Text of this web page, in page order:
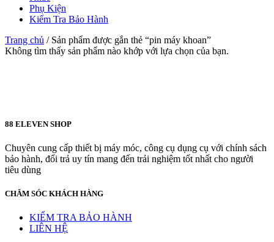
Phụ Kiện
Kiểm Tra Bảo Hành
Trang chủ /Sản phẩm được gắn thẻ “pin máy khoan”
Không tìm thấy sản phẩm nào khớp với lựa chọn của bạn.
88 ELEVEN SHOP
Chuyên cung cấp thiết bị máy móc, công cụ dụng cụ với chính sách
bảo hành, đổi trả uy tín mang đến trải nghiệm tốt nhất cho người
tiêu dùng
CHĂM SÓC KHÁCH HÀNG
KIỂM TRA BẢO HÀNH
LIÊN HỆ